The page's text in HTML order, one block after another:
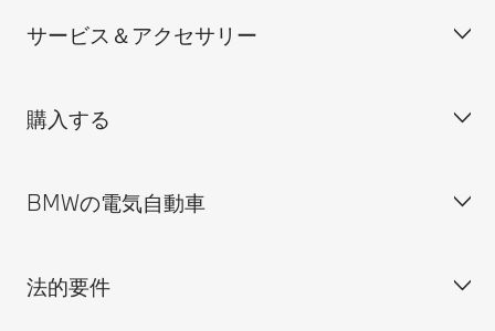
見積依頼
ディーラー検索
会社概要
BMW正規ディーラー採用情報
BMWのCSR活動
BMW Motorrad
サービス＆アクセサリー
BMW Service
BMW純正アクセサリー
BMWタイヤ＆ホイール
購入する
ご購入の前に
新車在庫検索
BMWの電気自動車
BMWの電気自動車
法的要件